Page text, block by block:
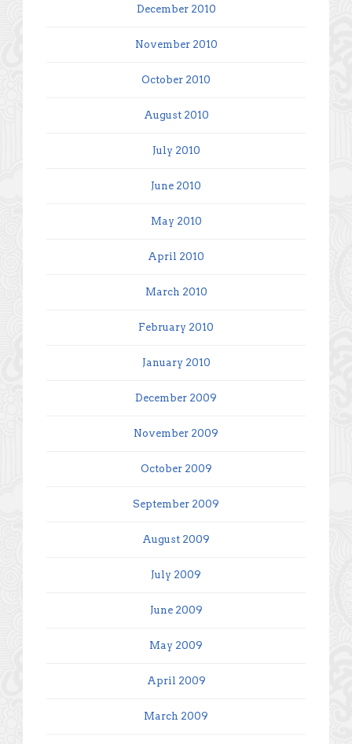
December 2010
November 2010
October 2010
August 2010
July 2010
June 2010
May 2010
April 2010
March 2010
February 2010
January 2010
December 2009
November 2009
October 2009
September 2009
August 2009
July 2009
June 2009
May 2009
April 2009
March 2009